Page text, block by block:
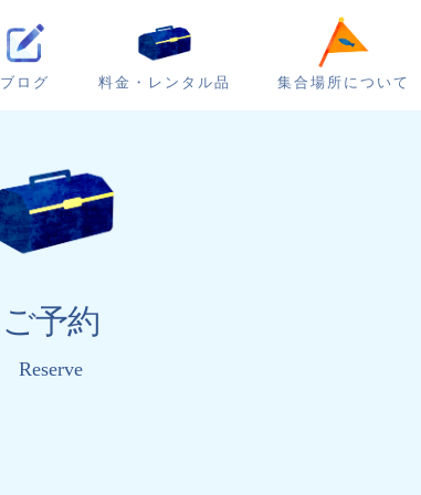
ブログ 料金・レンタル品 集合場所について
ご予約
Reserve